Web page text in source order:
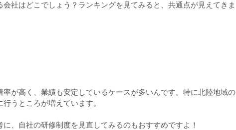
社はどこでしょう？ランキングを見てみると、共通点が見えてきま
が高く、業績も安定しているケースが多いんです。特に北陸地域の
うところが増えています。
、自社の研修制度を見直してみるのもおすすめですよ！